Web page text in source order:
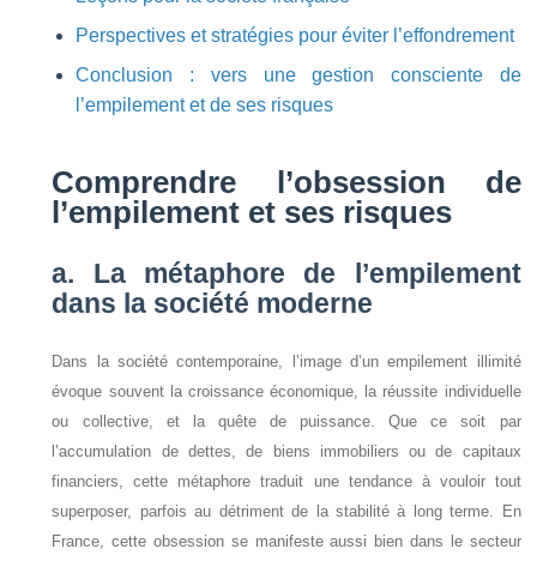
Perspectives et stratégies pour éviter l’effondrement
Conclusion : vers une gestion consciente de
l’empilement et de ses risques
Comprendre l’obsession de
l’empilement et ses risques
a. La métaphore de l’empilement
dans la société moderne
Dans la société contemporaine, l’image d’un empilement illimité
évoque souvent la croissance économique, la réussite individuelle
ou collective, et la quête de puissance. Que ce soit par
l’accumulation de dettes, de biens immobiliers ou de capitaux
financiers, cette métaphore traduit une tendance à vouloir tout
superposer, parfois au détriment de la stabilité à long terme. En
France, cette obsession se manifeste aussi bien dans le secteur